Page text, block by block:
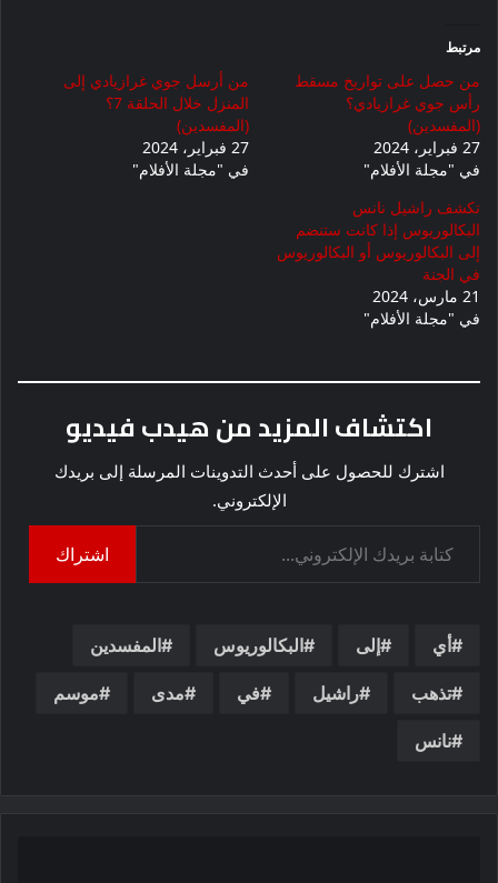
مرتبط
من حصل على تواريخ مسقط
رأس جوي غرازيادي؟
(المفسدين)
27 فبراير، 2024
في "مجلة الأفلام"
من أرسل جوي غرازيادي إلى
المنزل خلال الحلقة 7؟
(المفسدين)
27 فبراير، 2024
في "مجلة الأفلام"
تكشف راشيل نانس
البكالوريوس إذا كانت ستنضم
إلى البكالوريوس أو البكالوريوس
في الجنة
21 مارس، 2024
في "مجلة الأفلام"
اكتشاف المزيد من هيدب فيديو
اشترك للحصول على أحدث التدوينات المرسلة إلى بريدك
الإلكتروني.
اشتراك
أي إلى البكالوريوس المفسدين
تذهب راشيل في مدى موسم
نانس